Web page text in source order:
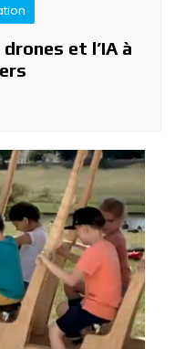
et l’IA à